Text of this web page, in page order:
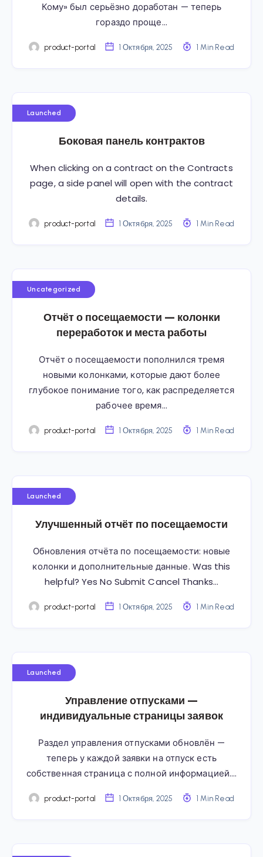
Кому» был серьёзно доработан — теперь
гораздо проще…
product-portal 1 Октября, 2025 1 Min Read
Launched
Боковая панель контрактов
When clicking on a contract on the Contracts
page, a side panel will open with the contract
details.
product-portal 1 Октября, 2025 1 Min Read
Uncategorized
Отчёт о посещаемости — колонки
переработок и места работы
Отчёт о посещаемости пополнился тремя
новыми колонками, которые дают более
глубокое понимание того, как распределяется
рабочее время…
product-portal 1 Октября, 2025 1 Min Read
Launched
Улучшенный отчёт по посещаемости
Обновления отчёта по посещаемости: новые
колонки и дополнительные данные. Was this
helpful? Yes No Submit Cancel Thanks…
product-portal 1 Октября, 2025 1 Min Read
Launched
Управление отпусками —
индивидуальные страницы заявок
Раздел управления отпусками обновлён —
теперь у каждой заявки на отпуск есть
собственная страница с полной информацией….
product-portal 1 Октября, 2025 1 Min Read